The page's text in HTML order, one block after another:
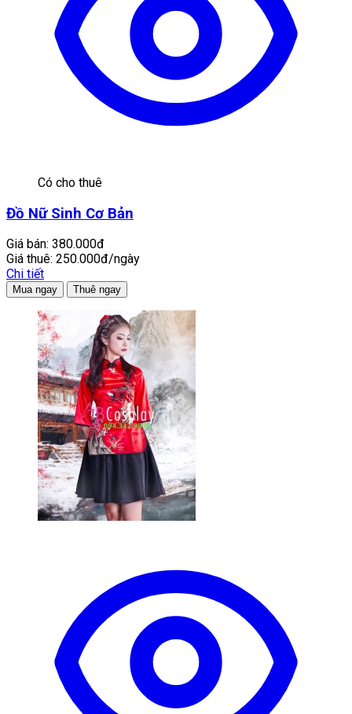
Có cho thuê
Đồ Nữ Sinh Cơ Bản
Giá bán: 380.000đ
Giá thuê: 250.000đ/ngày
Chi tiết
Mua ngay Thuê ngay